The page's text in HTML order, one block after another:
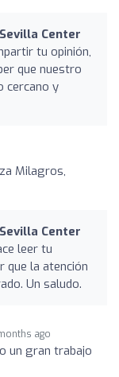
Center
tu opinión,
que nuestro
cercano y
Milagros,
Center
leer tu
que la atención
Un saludo.
ago
un gran trabajo